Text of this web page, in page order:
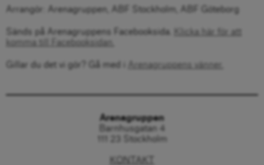
Arrangör: Arenagruppen, ABF Stockholm, ABF Göteborg
Sänds på Arenagruppens Facebooksida.
Klicka här för att
komma till Facebooksidan.
Gillar du det vi gör? Gå med i Arenagruppens vänner.
Arenagruppen
Barnhusgatan 4
111 23 Stockholm